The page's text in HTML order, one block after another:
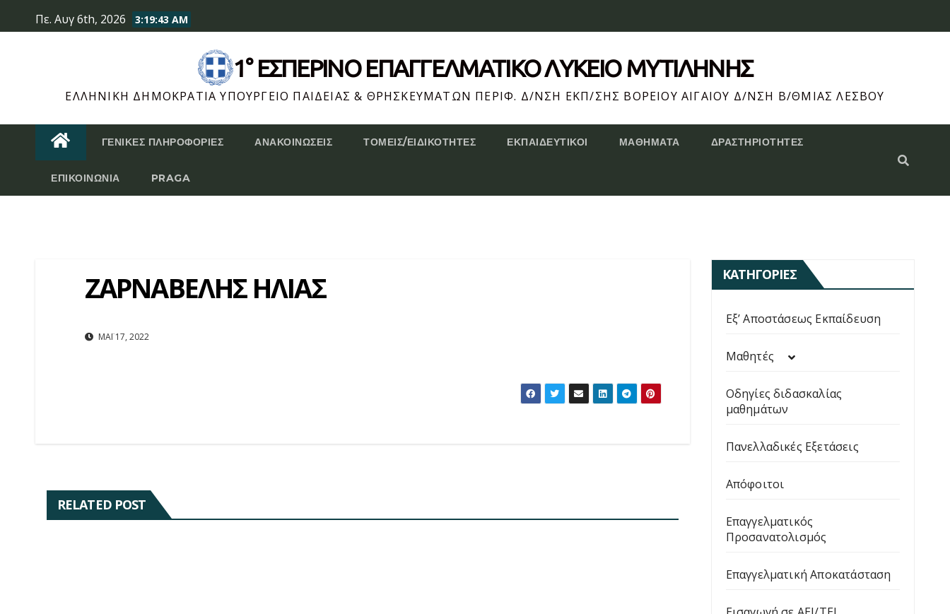
to
Πε. Αυγ 6th, 2026 3:19:44 AM
1° ΕΣΠΕΡΙΝΌ ΕΠΆΓΓΕΛΜΑΤΙΚΟ ΛΥΚΕΙΟ ΜΥΤΙΛΗΝΗΣ
ΕΛΛΗΝΙΚΉ ΔΗΜΟΚΡΑΤΊΑ ΥΠΟΥΡΓΕΊΟ ΠΑΙΔΕΙΑΣ & ΘΡΗΣΚΕΥΜΑΤΩΝ ΠΕΡΙΦ. Δ/ΝΣΗ ΕΚΠ/ΣΗΣ ΒΟΡΕΙΟΥ ΑΙΓΑΙΟΥ Δ/ΝΣΗ Β/ΘΜΙΑΣ ΛΕΣΒΟΥ
ΓΕΝΙΚΈΣ ΠΛΗΡΟΦΟΡΊΕΣ ΑΝΑΚΟΙΝΏΣΕΙΣ ΤΟΜΕΊΣ/ΕΙΔΙΚΌΤΗΤΕΣ ΕΚΠΑΙΔΕΥΤΙΚΟΊ ΜΑΘΗΜΑΤΑ ΔΡΑΣΤΗΡΙΌΤΗΤΕΣ
ΕΠΙΚΟΙΝΩΝΊΑ PRAGA
ΖΑΡΝΑΒΕΛΗΣ ΗΛΙΑΣ
ΜΆΙ 17, 2022
RELATED POST
ΚΑΤΗΓΟΡΊΕΣ
Εξ’ Αποστάσεως Εκπαίδευση
Μαθητές
Οδηγίες διδασκαλίας
μαθημάτων
Πανελλαδικές Εξετάσεις
Απόφοιτοι
Επαγγελματικός
Προσανατολισμός
Επαγγελματική Αποκατάσταση